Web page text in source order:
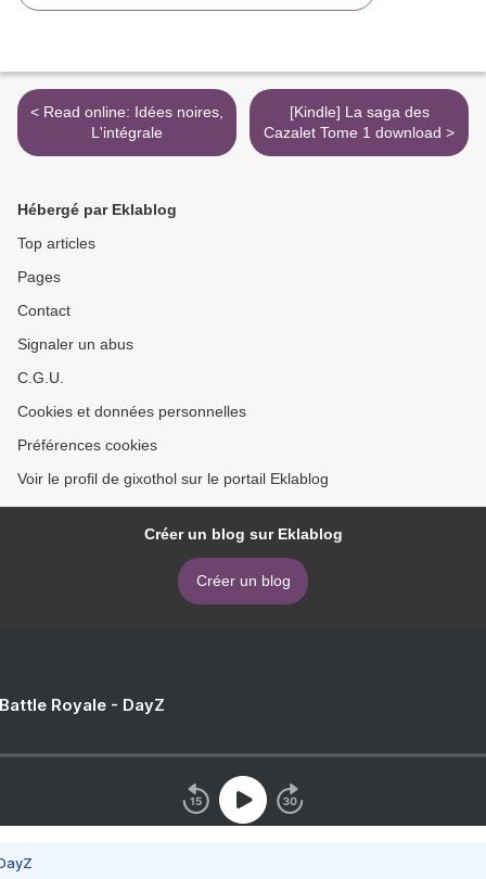
< Read online: Idées noires,
L'intégrale
[Kindle] La saga des
Cazalet Tome 1 download >
Hébergé par Eklablog
Top articles
Pages
Contact
Signaler un abus
C.G.U.
Cookies et données personnelles
Préférences cookies
Voir le profil de gixothol sur le portail Eklablog
Créer un blog sur Eklablog
Créer un blog
Royale - DayZ